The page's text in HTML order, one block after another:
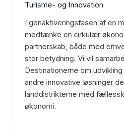
Turisme- og Innovation
I genaktiveringsfasen af en
medtænke en cirkulær
partnerskab, både med
stor betydning. Vi vil
Destinationerne om
andre innovative løsninger
landdistrikterne med
økonomi.